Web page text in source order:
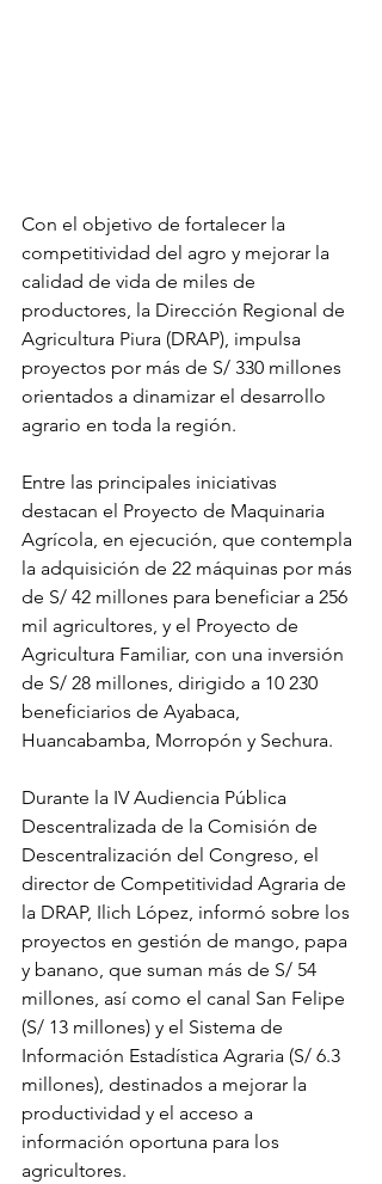
Con el objetivo de fortalecer la
competitividad del agro y mejorar la
calidad de vida de miles de
productores, la Dirección Regional de
Agricultura Piura (DRAP), impulsa
proyectos por más de S/ 330 millones
orientados a dinamizar el desarrollo
agrario en toda la región.
Entre las principales iniciativas
destacan el Proyecto de Maquinaria
Agrícola, en ejecución, que contempla
la adquisición de 22 máquinas por más
de S/ 42 millones para beneficiar a 256
mil agricultores, y el Proyecto de
Agricultura Familiar, con una inversión
de S/ 28 millones, dirigido a 10 230
beneficiarios de Ayabaca,
Huancabamba, Morropón y Sechura.
Durante la IV Audiencia Pública
Descentralizada de la Comisión de
Descentralización del Congreso, el
director de Competitividad Agraria de
la DRAP, Ilich López, informó sobre los
proyectos en gestión de mango, papa
y banano, que suman más de S/ 54
millones, así como el canal San Felipe
(S/ 13 millones) y el Sistema de
Información Estadística Agraria (S/ 6.3
millones), destinados a mejorar la
productividad y el acceso a
información oportuna para los
agricultores.